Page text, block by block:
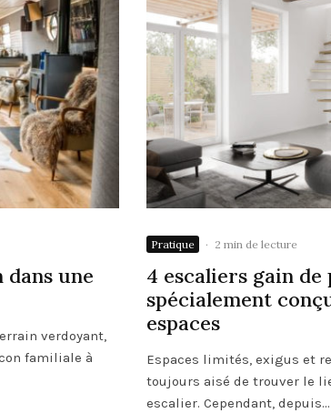
dans une
verdoyant,
familiale à
Pratique · 2 min de lecture
4 escaliers gain de
spécialement
espaces
Espaces limités, exigus et
toujours aisé de trouver le
escalier. Cependant, depuis...